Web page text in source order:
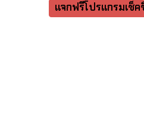
แจกฟรีโปรแกรมเช็